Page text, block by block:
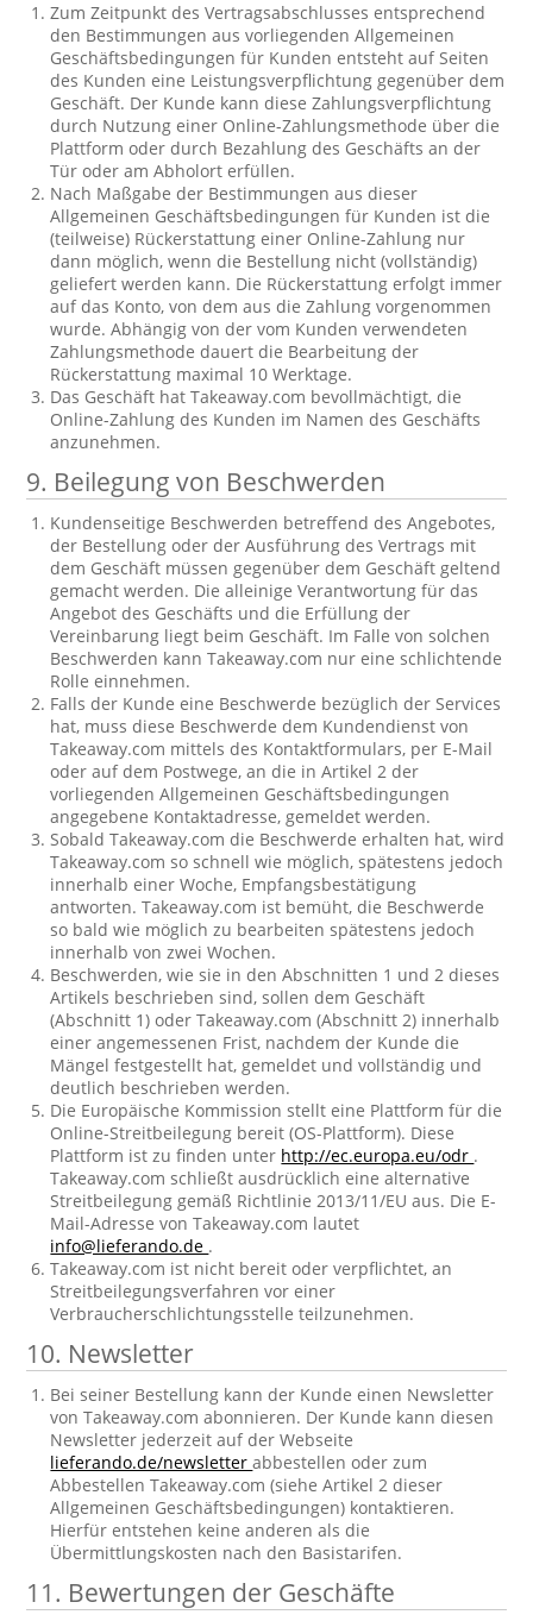
Zum Zeitpunkt des Vertragsabschlusses entsprechend
den Bestimmungen aus vorliegenden Allgemeinen
Geschäftsbedingungen für Kunden entsteht auf Seiten
des Kunden eine Leistungsverpflichtung gegenüber dem
Geschäft. Der Kunde kann diese Zahlungsverpflichtung
durch Nutzung einer Online-Zahlungsmethode über die
Plattform oder durch Bezahlung des Geschäfts an der
Tür oder am Abholort erfüllen.
Nach Maßgabe der Bestimmungen aus dieser
Allgemeinen Geschäftsbedingungen für Kunden ist die
(teilweise) Rückerstattung einer Online-Zahlung nur
dann möglich, wenn die Bestellung nicht (vollständig)
geliefert werden kann. Die Rückerstattung erfolgt immer
auf das Konto, von dem aus die Zahlung vorgenommen
wurde. Abhängig von der vom Kunden verwendeten
Zahlungsmethode dauert die Bearbeitung der
Rückerstattung maximal 10 Werktage.
Das Geschäft hat Takeaway.com bevollmächtigt, die
Online-Zahlung des Kunden im Namen des Geschäfts
anzunehmen.
9. Beilegung von Beschwerden
Kundenseitige Beschwerden betreffend des Angebotes,
der Bestellung oder der Ausführung des Vertrags mit
dem Geschäft müssen gegenüber dem Geschäft geltend
gemacht werden. Die alleinige Verantwortung für das
Angebot des Geschäfts und die Erfüllung der
Vereinbarung liegt beim Geschäft. Im Falle von solchen
Beschwerden kann Takeaway.com nur eine schlichtende
Rolle einnehmen.
Falls der Kunde eine Beschwerde bezüglich der Services
hat, muss diese Beschwerde dem Kundendienst von
Takeaway.com mittels des Kontaktformulars, per E-Mail
oder auf dem Postwege, an die in Artikel 2 der
vorliegenden Allgemeinen Geschäftsbedingungen
angegebene Kontaktadresse, gemeldet werden.
Sobald Takeaway.com die Beschwerde erhalten hat, wird
Takeaway.com so schnell wie möglich, spätestens jedoch
innerhalb einer Woche, Empfangsbestätigung
antworten. Takeaway.com ist bemüht, die Beschwerde
so bald wie möglich zu bearbeiten spätestens jedoch
innerhalb von zwei Wochen.
Beschwerden, wie sie in den Abschnitten 1 und 2 dieses
Artikels beschrieben sind, sollen dem Geschäft
(Abschnitt 1) oder Takeaway.com (Abschnitt 2) innerhalb
einer angemessenen Frist, nachdem der Kunde die
Mängel festgestellt hat, gemeldet und vollständig und
deutlich beschrieben werden.
Die Europäische Kommission stellt eine Plattform für die
Online-Streitbeilegung bereit (OS-Plattform). Diese
Plattform ist zu finden unter http://ec.europa.eu/odr .
Takeaway.com schließt ausdrücklich eine alternative
Streitbeilegung gemäß Richtlinie 2013/11/EU aus. Die E-
Mail-Adresse von Takeaway.com lautet
info@lieferando.de .
Takeaway.com ist nicht bereit oder verpflichtet, an
Streitbeilegungsverfahren vor einer
Verbraucherschlichtungsstelle teilzunehmen.
10. Newsletter
Bei seiner Bestellung kann der Kunde einen Newsletter
von Takeaway.com abonnieren. Der Kunde kann diesen
Newsletter jederzeit auf der Webseite
lieferando.de/newsletterabbestellen oder zum
Abbestellen Takeaway.com (siehe Artikel 2 dieser
Allgemeinen Geschäftsbedingungen) kontaktieren.
Hierfür entstehen keine anderen als die
Übermittlungskosten nach den Basistarifen.
11. Bewertungen der Geschäfte